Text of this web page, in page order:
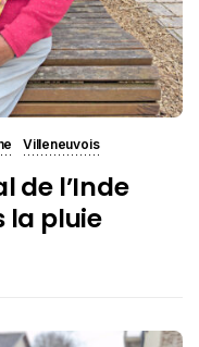
Villeneuvois
de l’Inde
la pluie